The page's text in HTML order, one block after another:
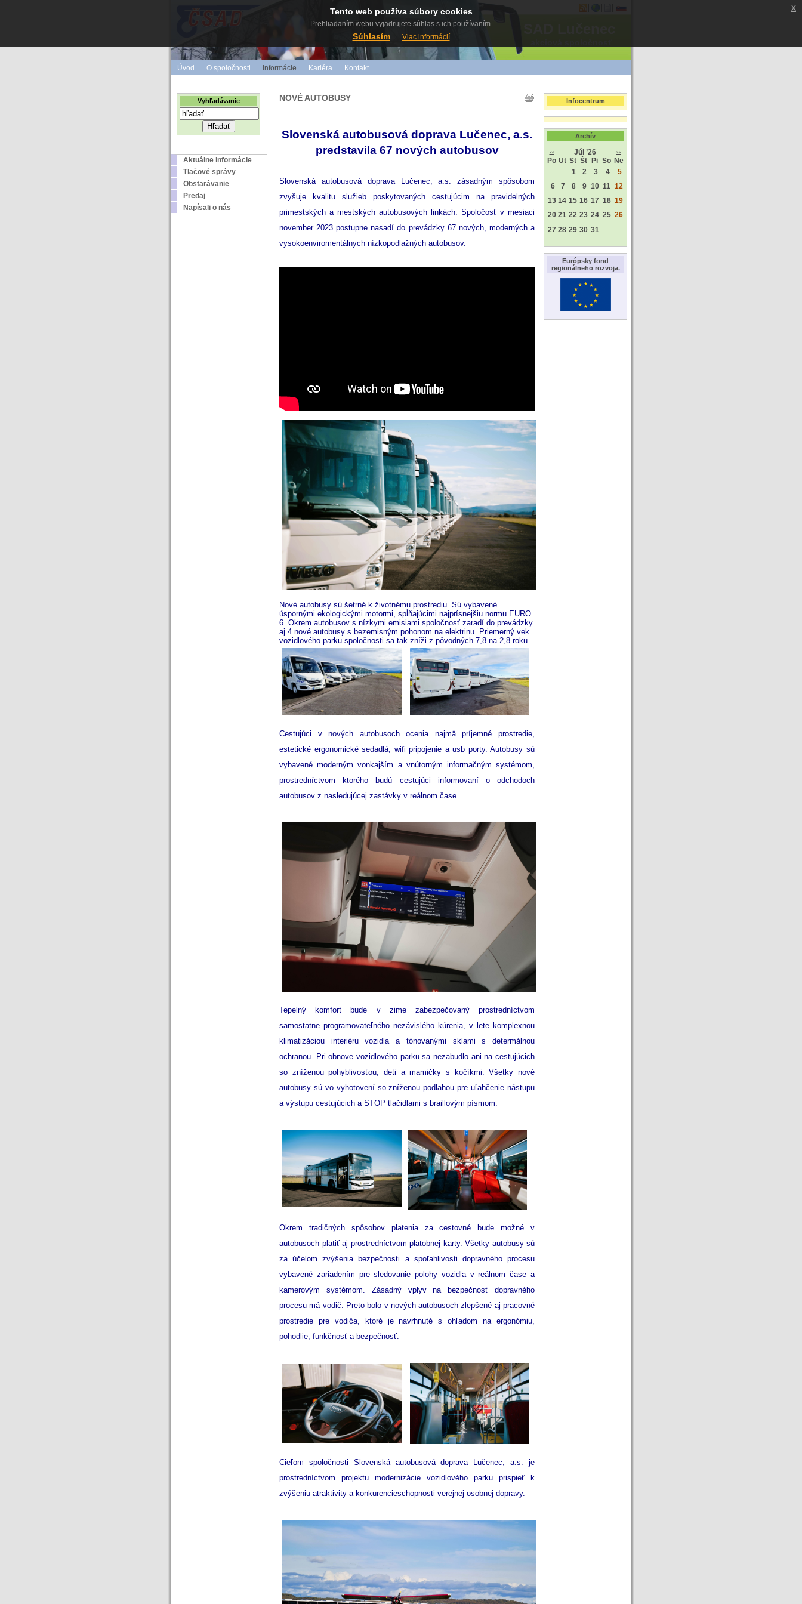
Úvod O spoločnosti Informácie Kariéra Kontakt
Vyhľadávanie
Aktuálne informácie
Tlačové správy
Obstarávanie
Predaj
Napísali o nás
NOVÉ AUTOBUSY
Slovenská autobusová doprava Lučenec, a.s.
predstavila 67 nových autobusov
Slovenská autobusová doprava Lučenec, a.s. zásadným spôsobom
zvyšuje kvalitu služieb poskytovaných cestujúcim na pravidelných
primestských a mestských autobusových linkách. Spoločosť v mesiaci
november 2023 postupne nasadí do prevádzky 67 nových, moderných a
vysokoenviromentálnych nízkopodlažných autobusov.
Nové autobusy sú šetrné k životnému prostrediu. Sú vybavené
úspornými ekologickými motormi, spĺňajúcimi najprísnejšiu normu EURO
6. Okrem autobusov s nízkymi emisiami spoločnosť zaradí do prevádzky
aj 4 nové autobusy s bezemisným pohonom na elektrinu. Priemerný vek
vozidlového parku spoločnosti sa tak zníži z pôvodných 7,8 na 2,8 roku.
Cestujúci v nových autobusoch ocenia najmä príjemné prostredie,
estetické ergonomické sedadlá, wifi pripojenie a usb porty. Autobusy sú
vybavené moderným vonkajším a vnútorným informačným systémom,
prostredníctvom ktorého budú cestujúci informovaní o odchodoch
autobusov z nasledujúcej zastávky v reálnom čase.
Tepelný komfort bude v zime zabezpečovaný prostredníctvom
samostatne programovateľného nezávislého kúrenia, v lete komplexnou
klimatizáciou interiéru vozidla a tónovanými sklami s determálnou
ochranou. Pri obnove vozidlového parku sa nezabudlo ani na cestujúcich
so zníženou pohyblivosťou, deti a mamičky s kočíkmi. Všetky nové
autobusy sú vo vyhotovení so zníženou podlahou pre uľahčenie nástupu
a výstupu cestujúcich a STOP tlačidlami s braillovým písmom.
Okrem tradičných spôsobov platenia za cestovné bude možné v
autobusoch platiť aj prostredníctvom platobnej karty. Všetky autobusy sú
za účelom zvýšenia bezpečnosti a spoľahlivosti dopravného procesu
vybavené zariadením pre sledovanie polohy vozidla v reálnom čase a
kamerovým systémom. Zásadný vplyv na bezpečnosť dopravného
procesu má vodič. Preto bolo v nových autobusoch zlepšené aj pracovné
prostredie pre vodiča, ktoré je navrhnuté s ohľadom na ergonómiu,
pohodlie, funkčnosť a bezpečnosť.
Cieľom spoločnosti Slovenská autobusová doprava Lučenec, a.s. je
prostredníctvom projektu modernizácie vozidlového parku prispieť k
zvýšeniu atraktivity a konkurencieschopnosti verejnej osobnej dopravy.
Infocentrum
Archív
<< Júl ’26 >>
Po Ut St Št Pi So Ne
1
2 3 4
5
6
7 8 9 10 11 12
13 14 15 16 17 18 19
20 21 22 23 24 25 26
27 28 29 30 31
Európsky fond
regionálneho rozvoja.
Tento web používa súbory cookies
Prehliadaním webu vyjadrujete súhlas s ich používaním.
Súhlasím Viac informácií
x